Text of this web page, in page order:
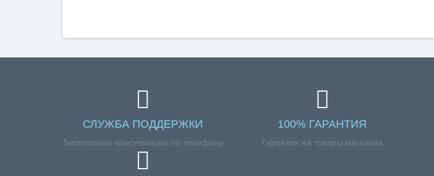
СЛУЖБА ПОДДЕРЖКИ
Бесплатные консультации по телефону
100% ГАРАНТИЯ
Гарантия на товары магазина